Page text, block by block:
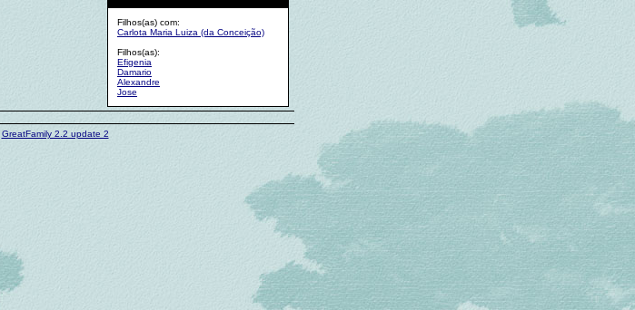
Filhos(as) com:
Carlota Maria Luiza (da Conceição)
Filhos(as):
Efigenia
Damario
Alexandre
Jose
GreatFamily 2.2 update 2